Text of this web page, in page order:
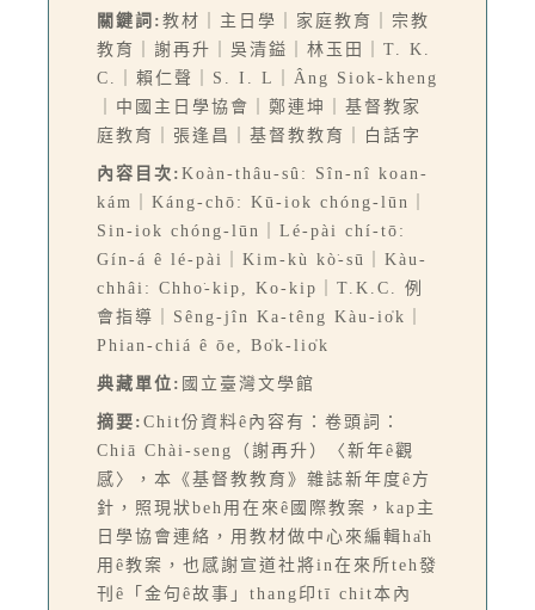
關鍵詞: 教材｜主日學｜家庭教育｜宗教
教育｜謝再升｜吳清鎰｜林玉田｜T. K.
C.｜賴仁聲｜S. I. L｜Âng Siok-kheng
｜中國主日學協會｜鄭連坤｜基督教家
庭教育｜張逢昌｜基督教教育｜白話字
內容目次: Koàn-thâu-sû: Sîn-nî koan-
kám｜Káng-chō: Kū-iok chóng-lūn｜
Sin-iok chóng-lūn｜Lé-pài chí-tō:
Gín-á ê lé-pài｜Kim-kù kò͘-sū｜Kàu-
chhâi: Chho͘-kip, Ko-kip｜T.K.C. 例
會指導｜Sêng-jîn Ka-têng Kàu-io̍k｜
Phian-chiá ê ōe, Bo̍k-lio̍k
典藏單位: 國立臺灣文學館
摘要: Chit份資料ê內容有：卷頭詞：
Chiā Chài-seng（謝再升）〈新年ê觀
感〉，本《基督教教育》雜誌新年度ê方
針，照現狀beh用在來ê國際教案，kap主
日學協會連絡，用教材做中心來編輯ha̍h
用ê教案，也感謝宣道社將in在來所teh發
刊ê「金句ê故事」thang印tī chit本內